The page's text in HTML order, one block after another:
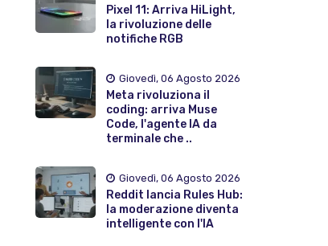
Pixel 11: Arriva HiLight,
la rivoluzione delle
notifiche RGB
Giovedì, 06 Agosto 2026
Meta rivoluziona il
coding: arriva Muse
Code, l'agente IA da
terminale che ..
Giovedì, 06 Agosto 2026
Reddit lancia Rules Hub:
la moderazione diventa
intelligente con l'IA